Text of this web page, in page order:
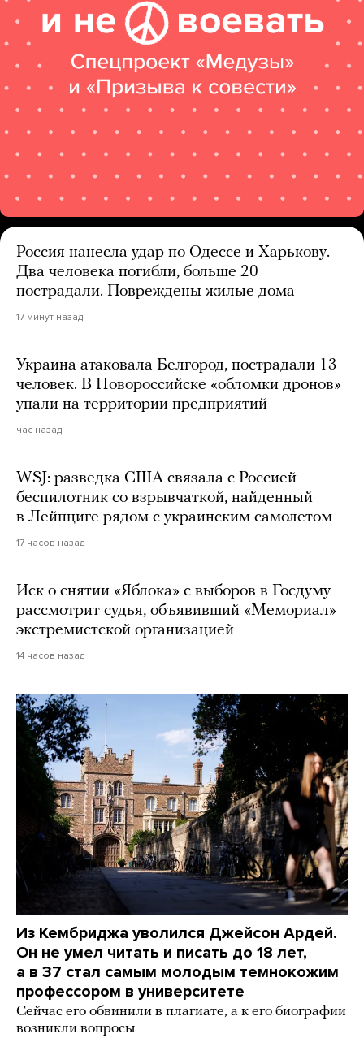
Россия нанесла удар по Одессе и Харькову.
Два человека погибли, больше 20
пострадали. Повреждены жилые дома
17 минут назад
Украина атаковала Белгород, пострадали 13
человек. В Новороссийске «обломки дронов»
упали на территории предприятий
час назад
WSJ: разведка США связала с Россией
беспилотник со взрывчаткой, найденный
в Лейпциге рядом с украинским самолетом
17 часов назад
Иск о снятии «Яблока» с выборов в Госдуму
рассмотрит судья, объявивший «Мемориал»
экстремистской организацией
14 часов назад
Из Кембриджа уволился Джейсон Ардей.
Он не умел читать и писать до 18 лет,
а в 37 стал самым молодым темнокожим
профессором в университете
Сейчас его обвинили в плагиате, а к его биографии
возникли вопросы